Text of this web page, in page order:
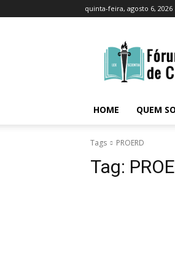
quinta-feira, agosto 6, 2026
HOME
QUEM
Tags PROERD
Tag: